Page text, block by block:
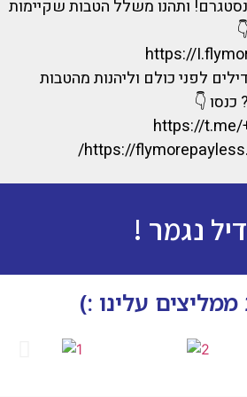
ותהנו משלל הטבות שקיימות
https://
לפני כולם וליהנות מהטבות
👇
https://t.me/
נגמר !
עלינו :)